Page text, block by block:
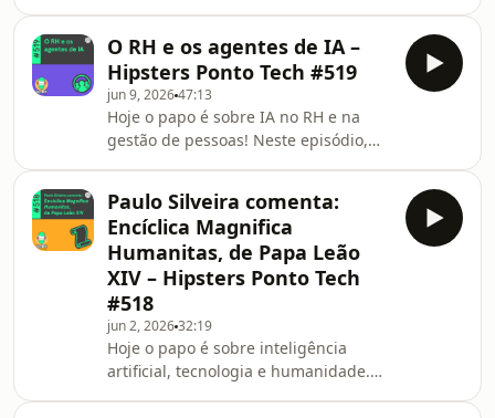
países dependerem de modelos q
coautor do livro Team Topologies,
sobre como os times continuam
sendo uma peça central para a
entrega de valor, mesmo em um
cenário de agentes de IA, automação,
organizações mais enxutas e novas
formas de trabalho. Vem ver quem
participou desse papo: Paulo Silveira,
o host que a
O RH e os agentes de IA –
Hipsters Ponto Tech #519
jun 9, 202647:13
Hoje o papo é sobre IA no RH e na
gestão de pessoas! Neste episódio,
IA estão chegando às áreas de
pessoas, e os impactos disso na
gestão, nos processos seletivos, na
cultura corporativa, no
desenvolvimento de lideranças e até
no desenho das organizações. Vem
ver quem participou desse papo:
Paulo Silveira, o host que quer saber
se é
Paulo Silveira comenta:
Encíclica Magnifica
Humanitas, de Papa Leão
XIV – Hipsters Ponto Tech
#518
jun 2, 202632:19
Hoje o papo é sobre inteligência
artificial, tecnologia e humanidade.